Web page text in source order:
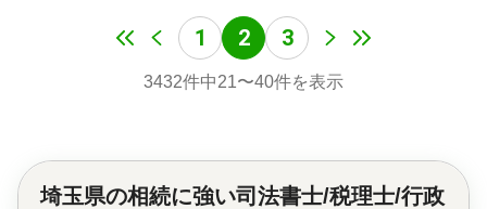
1 2 3
3432件中21〜40件を表示
埼玉県の相続に強い司法書士/税理士/行政